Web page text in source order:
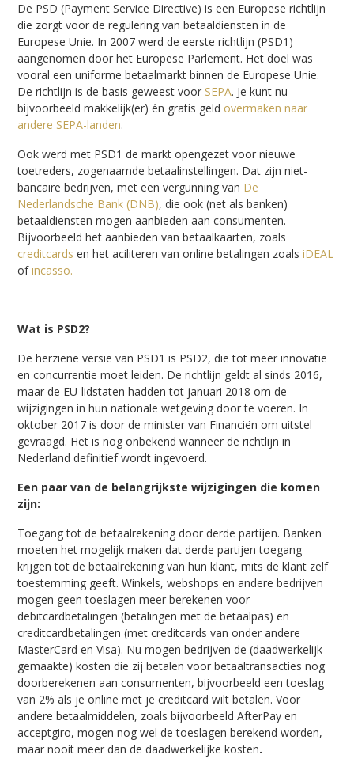
De PSD (Payment Service Directive) is een Europese richtlijn
die zorgt voor de regulering van betaaldiensten in de
Europese Unie. In 2007 werd de eerste richtlijn (PSD1)
aangenomen door het Europese Parlement. Het doel was
vooral een uniforme betaalmarkt binnen de Europese Unie.
De richtlijn is de basis geweest voor SEPA. Je kunt nu
bijvoorbeeld makkelijk(er) én gratis geld overmaken naar
andere SEPA-landen.
Ook werd met PSD1 de markt opengezet voor nieuwe
toetreders, zogenaamde betaalinstellingen. Dat zijn niet-
bancaire bedrijven, met een vergunning van De
Nederlandsche Bank (DNB), die ook (net als banken)
betaaldiensten mogen aanbieden aan consumenten.
Bijvoorbeeld het aanbieden van betaalkaarten, zoals
creditcards en het aciliteren van online betalingen zoalsiDEAL
ofincasso.
Wat is PSD2?
De herziene versie van PSD1 is PSD2, die tot meer innovatie
en concurrentie moet leiden. De richtlijn geldt al sinds 2016,
maar de EU-lidstaten hadden tot januari 2018 om de
wijzigingen in hun nationale wetgeving door te voeren. In
oktober 2017 is door de minister van Financiën om uitstel
gevraagd. Het is nog onbekend wanneer de richtlijn in
Nederland definitief wordt ingevoerd.
Een paar van de belangrijkste wijzigingen die komen
zijn:
Toegang tot de betaalrekening door derde partijen. Banken
moeten het mogelijk maken dat derde partijen toegang
krijgen tot de betaalrekening van hun klant, mits de klant zelf
toestemming geeft. Winkels, webshops en andere bedrijven
mogen geen toeslagen meer berekenen voor
debitcardbetalingen (betalingen met de betaalpas) en
creditcardbetalingen (met creditcards van onder andere
MasterCard en Visa). Nu mogen bedrijven de (daadwerkelijk
gemaakte) kosten die zij betalen voor betaaltransacties nog
doorberekenen aan consumenten, bijvoorbeeld een toeslag
van 2% als je online met je creditcard wilt betalen. Voor
andere betaalmiddelen, zoals bijvoorbeeld AfterPay en
acceptgiro, mogen nog wel de toeslagen berekend worden,
maar nooit meer dan de daadwerkelijke kosten.